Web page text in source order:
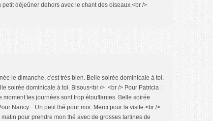
déjeûner dehors avec le chant des oiseaux.<br />
le dimanche, c'est très bien. Belle soirée dominicale à toi.
soirée dominicale à toi. Bisous<br /> <br /> Pour Patricia :
les journées sont trop étouffantes. Belle soirée
Nancy : Un petit thé pour moi. Merci pour la visite.<br />
pour prendre mon thé avec de grosses tartines de